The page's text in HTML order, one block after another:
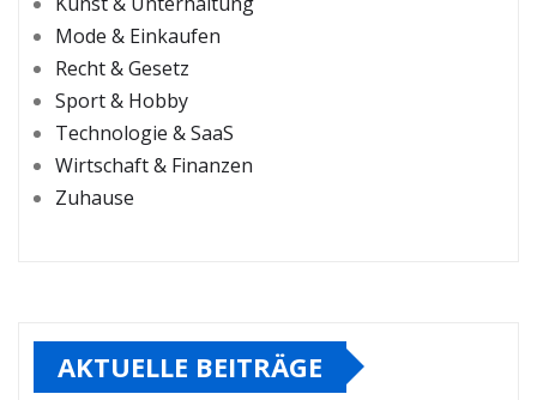
Mode & Einkaufen
Recht & Gesetz
Sport & Hobby
Technologie & SaaS
Wirtschaft & Finanzen
Zuhause
AKTUELLE BEITRÄGE